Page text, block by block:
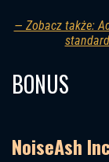
— Zobacz także:
BONUS
NoiseAsh